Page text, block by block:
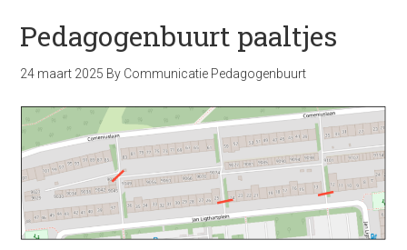
Pedagogenbuurt paaltjes
24 maart 2025 By Communicatie Pedagogenbuurt